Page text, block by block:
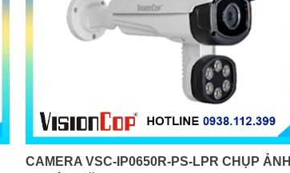
CAMERA VSC-IP0650R-PS-LPR CHỤP ẢNH